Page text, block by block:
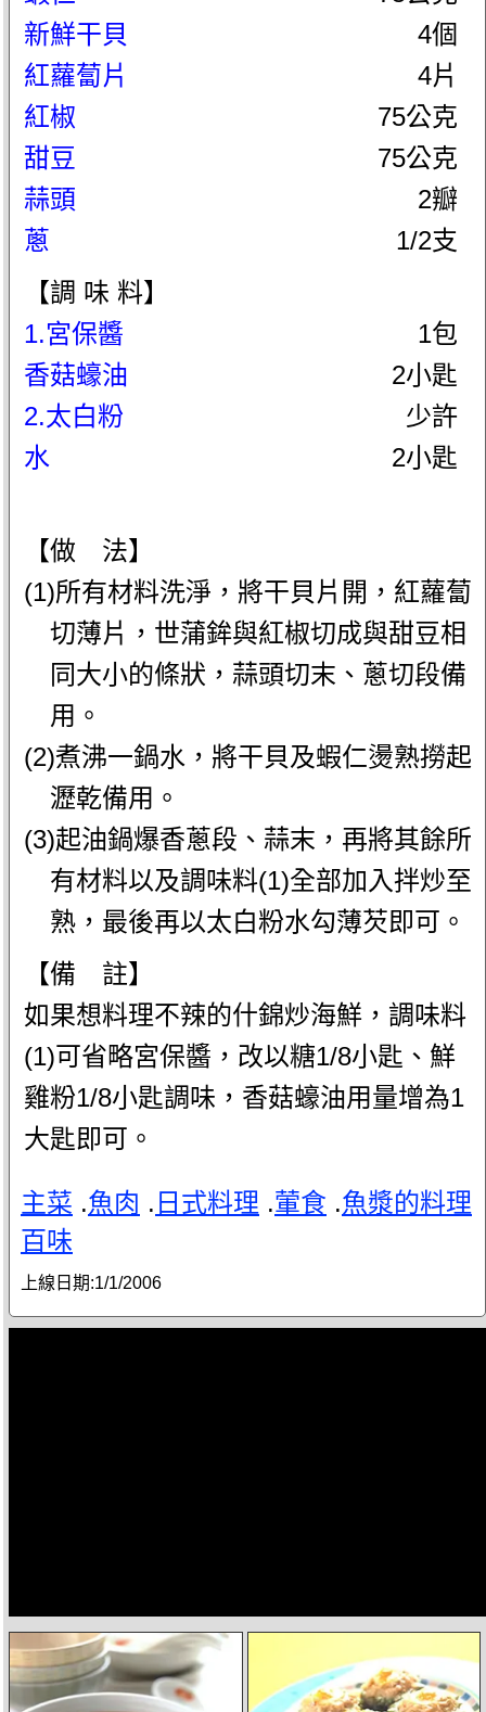
新鮮干貝
4個
紅蘿蔔片
4片
紅椒
75公克
甜豆
75公克
蒜頭
2瓣
蔥
1/2支
【調 味 料】
1.宮保醬
1包
香菇蠔油
2小匙
2.太白粉
少許
水
2小匙
【做 法】
(1)所有材料洗淨，將干貝片開，紅蘿蔔
切薄片，世蒲鉾與紅椒切成與甜豆相
同大小的條狀，蒜頭切末、蔥切段備
用。
(2)煮沸一鍋水，將干貝及蝦仁燙熟撈起
瀝乾備用。
(3)起油鍋爆香蔥段、蒜末，再將其餘所
有材料以及調味料(1)全部加入拌炒至
熟，最後再以太白粉水勾薄芡即可。
【備 註】
如果想料理不辣的什錦炒海鮮，調味料
(1)可省略宮保醬，改以糖1/8小匙、鮮
雞粉1/8小匙調味，香菇蠔油用量增為1
大匙即可。
主菜 .魚肉 . 日式料理 .葷食 .魚漿的料理
百味
上線日期:1/1/2006